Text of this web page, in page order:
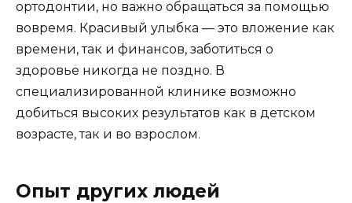
ортодонтии, но важно обращаться за помощью
вовремя. Красивый улыбка — это вложение как
времени, так и финансов, заботиться о
здоровье никогда не поздно. В
специализированной клинике возможно
добиться высоких результатов как в детском
возрасте, так и во взрослом.
Опыт других людей